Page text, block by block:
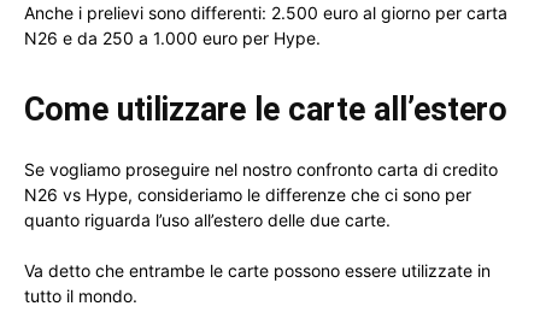
Anche i prelievi sono differenti: 2.500 euro al giorno per carta
N26 e da 250 a 1.000 euro per Hype.
Come utilizzare le carte all’estero
Se vogliamo proseguire nel nostro confronto carta di credito
N26 vs Hype, consideriamo le differenze che ci sono per
quanto riguarda l’uso all’estero delle due carte.
Va detto che entrambe le carte possono essere utilizzate in
tutto il mondo.